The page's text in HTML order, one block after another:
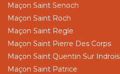
Maçon Saint Senoch
Maçon Saint Roch
Maçon Saint Regle
Maçon Saint Pierre Des Corps
Maçon Saint Quentin Sur Indrois
Maçon Saint Patrice